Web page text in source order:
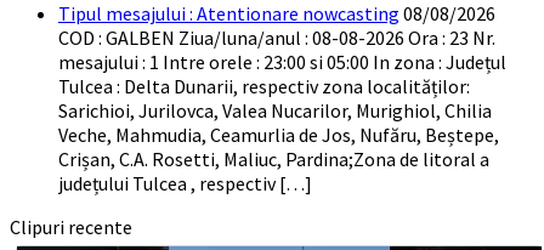
Tipul mesajului : Atentionare nowcasting 08/08/2026
COD : GALBEN Ziua/luna/anul : 08-08-2026 Ora : 23 Nr.
mesajului : 1 Intre orele : 23:00 si 05:00 In zona : Județul
Tulcea : Delta Dunarii, respectiv zona localităților:
Sarichioi, Jurilovca, Valea Nucarilor, Murighiol, Chilia
Veche, Mahmudia, Ceamurlia de Jos, Nufăru, Beștepe,
Crișan, C.A. Rosetti, Maliuc, Pardina;Zona de litoral a
județului Tulcea , respectiv […]
Clipuri recente